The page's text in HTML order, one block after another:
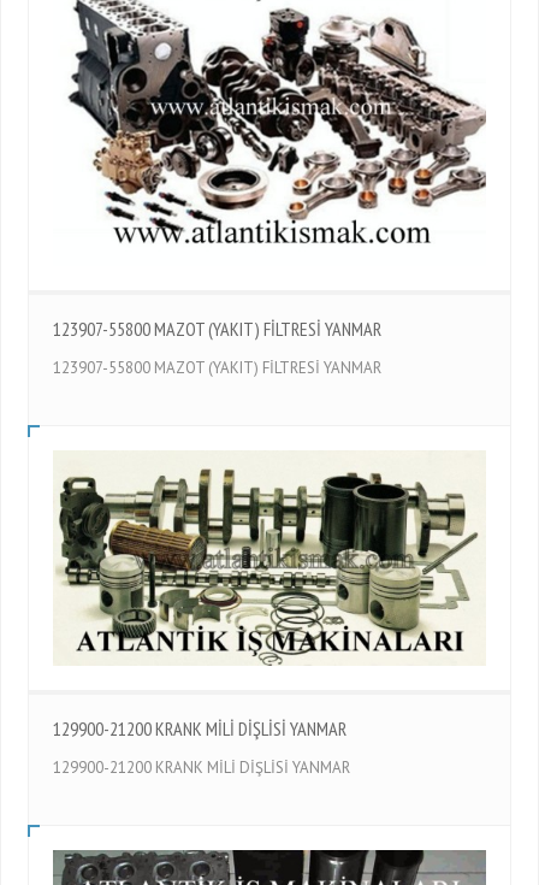
123907-55800 MAZOT (YAKIT) FİLTRESİ YANMAR
123907-55800 MAZOT (YAKIT) FİLTRESİ YANMAR
129900-21200 KRANK MİLİ DİŞLİSİ YANMAR
129900-21200 KRANK MİLİ DİŞLİSİ YANMAR